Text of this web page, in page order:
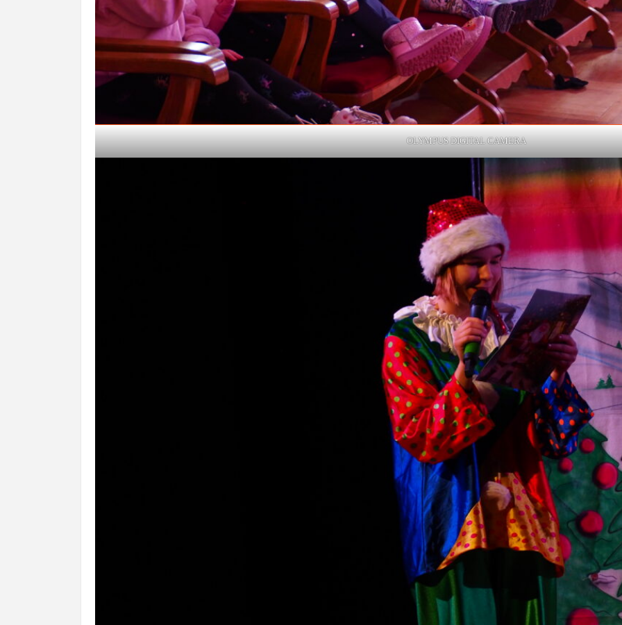
OLYMPUS DIGITAL CAMERA